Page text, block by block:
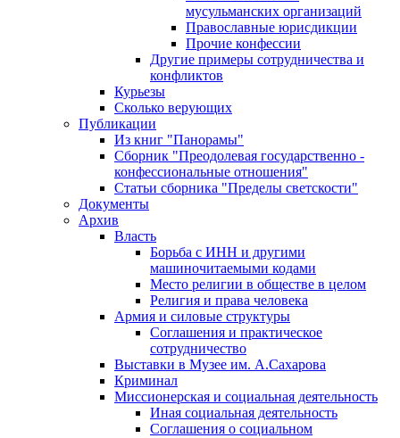
мусульманских организаций
Православные юрисдикции
Прочие конфессии
Другие примеры сотрудничества и
конфликтов
Курьезы
Сколько верующих
Публикации
Из книг "Панорамы"
Сборник "Преодолевая государственно -
конфессиональные отношения"
Статьи сборника "Пределы светскости"
Документы
Архив
Власть
Борьба с ИНН и другими
машиночитаемыми кодами
Место религии в обществе в целом
Религия и права человека
Армия и силовые структуры
Соглашения и практическое
сотрудничество
Выставки в Музее им. А.Сахарова
Криминал
Миссионерская и социальная деятельность
Иная социальная деятельность
Соглашения о социальном